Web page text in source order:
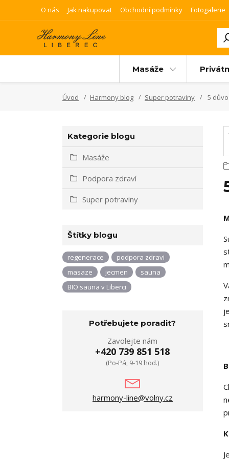
O nás Jak nakupovat Obchodní podmínky Fotogalerie
Masáže
Úvod Harmony blog Super potraviny 5
Kategorie blogu
Masáže
Podpora zdraví
Super potraviny
Štítky blogu
regenerace
podpora zdravi
masaze
jecmen
sauna
BIO sauna v Liberci
Potřebujete poradit?
Zavolejte nám
+420 739 851 518
(Po-Pá, 9-19 hod.)
harmony-line@volny.cz